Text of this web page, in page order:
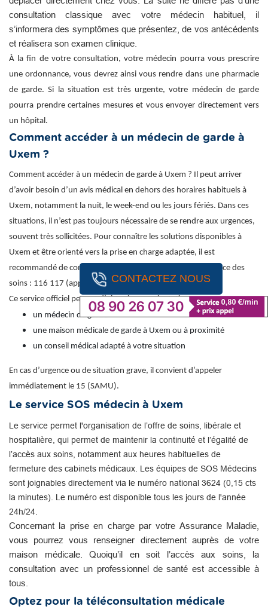
CONTACTEZ NOUS
consultation classique avec votre médecin habituel, il
s’informera des symptômes que présentez, de vos antécédents
et réalisera son examen clinique.
À la fin de votre consultation, votre médecin pourra vous prescrire
une ordonnance, vous devrez ainsi vous rendre dans une pharmacie
de garde. Si la situation est très urgente, votre médecin de garde
pourra prendre certaines mesures et vous envoyer directement vers
un hôpital.
Comment accéder à un médecin de garde à
Uxem ?
Comment accéder à un médecin de garde à Uxem ? Il peut arriver
d’avoir besoin d’un avis médical en dehors des horaires habituels à
Uxem, notamment la nuit, le week-end ou les jours fériés. Dans ces
situations, il n’est pas toujours nécessaire de se rendre aux urgences,
souvent très sollicitées. Pour connaître les solutions disponibles à
Uxem et être orienté vers la prise en charge adaptée, il est
recommandé de contacter le numéro national de permanence des
soins : 116 117 (appel gratuit).
Ce service officiel permet d’obtenir une orientation vers :
un médecin de garde
une maison médicale de garde à Uxem ou à proximité
un conseil médical adapté à votre situation
En cas d’urgence ou de situation grave, il convient d’appeler
immédiatement le 15 (SAMU).
Le service SOS médecin à Uxem
Le service permet l'organisation de l’offre de soins, libérale et
hospitalière, qui permet de maintenir la continuité et l’égalité de
l’accès aux soins, notamment aux heures habituelles de
fermeture des cabinets médicaux. Les équipes de SOS Médecins
sont joignables directement via le numéro national 3624 (0,15 cts
la minutes). Le numéro est disponible tous les jours de l'année
24h/24.
Concernant la prise en charge par votre Assurance Maladie,
vous pourrez vous renseigner directement auprès de votre
maison médicale. Quoiqu’il en soit l’accès aux soins, la
consultation avec un professionnel de santé est accessible à
tous.
Optez pour la téléconsultation médicale